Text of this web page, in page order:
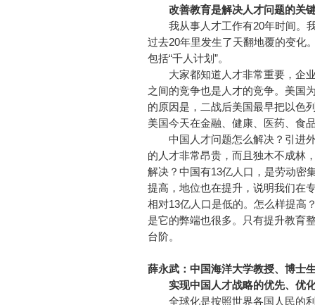
改善教育是解决人才问题的关
我从事人才工作有20年时间。我
过去20年里发生了天翻地覆的变化
包括“千人计划”。
大家都知道人才非常重要，企业
之间的竞争也是人才的竞争。美国
的原因是，二战后美国最早把以色
美国今天在金融、健康、医药、食
中国人才问题怎么解决？引进外
的人才非常昂贵，而且独木不成林
解决？中国有13亿人口，是劳动密
提高，地位也在提升，说明我们在
相对13亿人口是低的。怎么样提高
是它的弊端也很多。只有提升教育
台阶。
薛永武：中国海洋大学教授、博士
实现中国人才战略的优先、优化
全球化是按照世界各国人民的利